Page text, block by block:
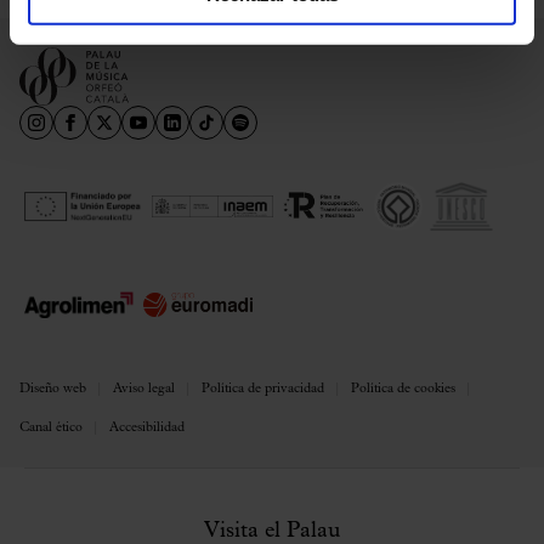
Diseño web Aviso legal Política de privacidad Política de cookies
Canal ético Accesibilidad
Visita el Palau